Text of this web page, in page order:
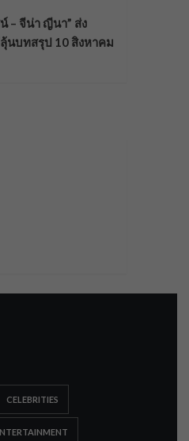
– จีน่า ญีนา” ส่ง
นบทสรุป 10 สิงหาคม
CELEBRITIES